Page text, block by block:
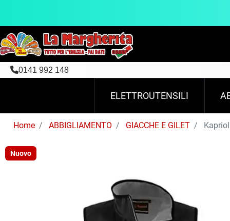
0141 992 148
ELETTROUTENSILI
Home ABBIGLIAMENTO GIACCHE E GILET
Nuovo